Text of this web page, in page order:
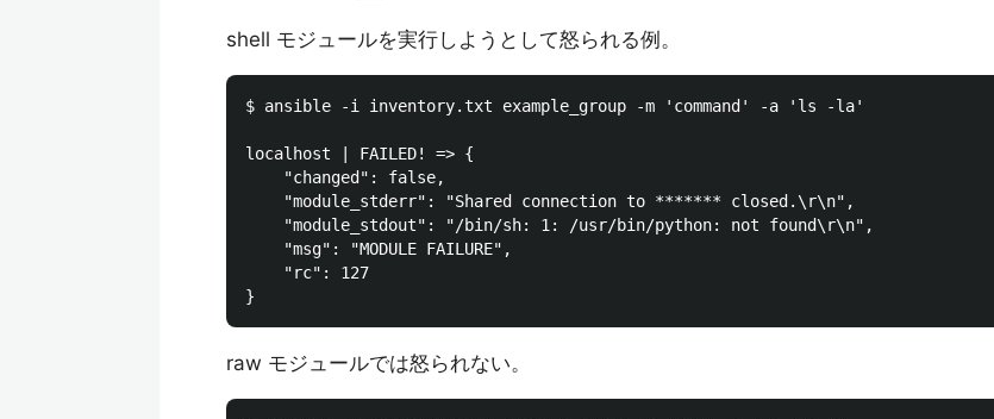
shell モジュールを実行しようとして怒られる例。
$ ansible -i inventory.txt example_group -m 'command' -a 'ls -la'
localhost | FAILED! => {
    "changed": false,
    "module_stderr": "Shared connection to ******* closed.\r\n",
    "module_stdout": "/bin/sh: 1: /usr/bin/python: not found\r\n",
    "msg": "MODULE FAILURE",
    "rc": 127
raw モジュールでは怒られない。